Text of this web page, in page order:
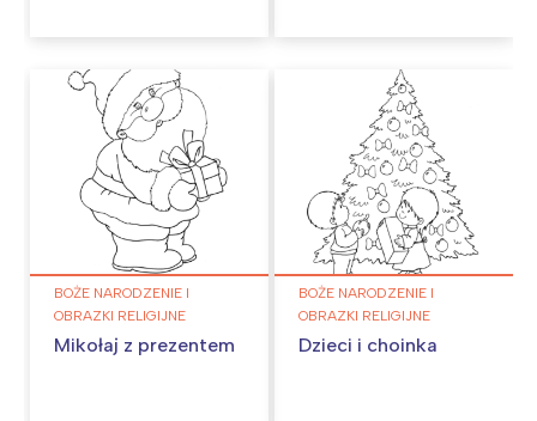
BOŻE NARODZENIE I
OBRAZKI RELIGIJNE
Mikołaj z prezentem
BOŻE NARODZENIE I
OBRAZKI RELIGIJNE
Dzieci i choinka